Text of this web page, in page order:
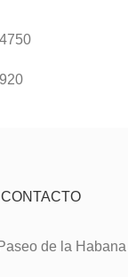
4750
920
CONTACTO
de la Habana